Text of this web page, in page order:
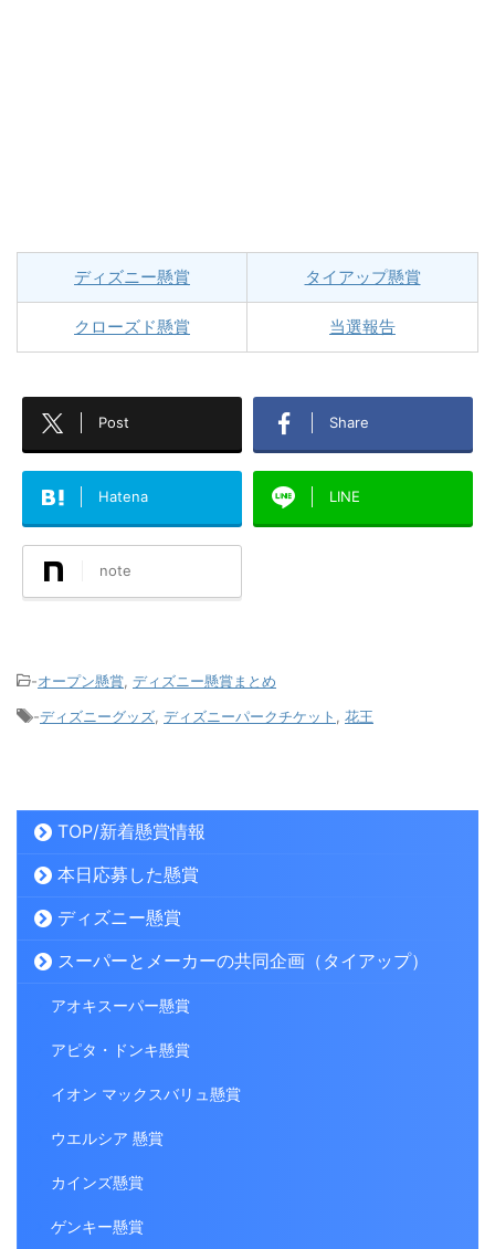
ディズニー懸賞 タイアップ懸賞
クローズド懸賞 当選報告
Post Share
Hatena LINE
note
-オープン懸賞 ディズニー懸賞まとめ
-ディズニーグッズ ディズニーパークチケット 花王
TOP/新着懸賞情報
本日応募した懸賞
ディズニー懸賞
スーパーとメーカーの共同企画（タイアップ）
アオキスーパー懸賞
アピタ・ドンキ懸賞
イオン マックスバリュ懸賞
ウエルシア 懸賞
カインズ懸賞
ゲンキー懸賞